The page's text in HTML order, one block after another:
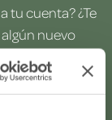
tu cuenta? ¿Te
nuevo
saber si
con